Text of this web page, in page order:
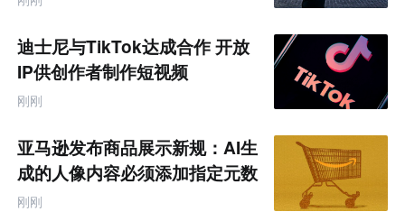
迪士尼与TikTok达成合作 开放
IP供创作者制作短视频
刚刚
亚马逊发布商品展示新规：AI生
成的人像内容必须添加指定元数
据
刚刚